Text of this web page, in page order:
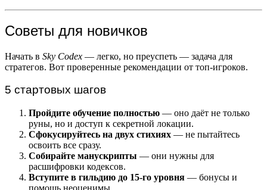
Советы для новичков
Начать в Sky Codex — легко, но преуспеть — задача для
стратегов. Вот проверенные рекомендации от топ-игроков.
5 стартовых шагов
Пройдите обучение полностью — оно даёт не только
руны, но и доступ к секретной локации.
Сфокусируйтесь на двух стихиях — не пытайтесь
освоить все сразу.
Собирайте манускрипты — они нужны для
расшифровки кодексов.
Вступите в гильдию до 15-го уровня — бонусы и
помощь неоценимы.